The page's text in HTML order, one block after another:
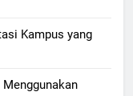
Kampus yang